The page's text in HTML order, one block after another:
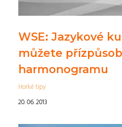
WSE: Jazykové
můžete
harmonogramu
Horké tipy
20. 06. 2013